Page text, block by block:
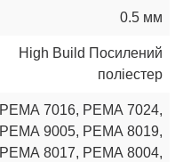
0.5 мм
High Build Посилений
поліестер
РЕМА 7016, РЕМА 7024,
РЕМА 9005, РЕМА 8019,
РЕМА 8017, РЕМА 8004,